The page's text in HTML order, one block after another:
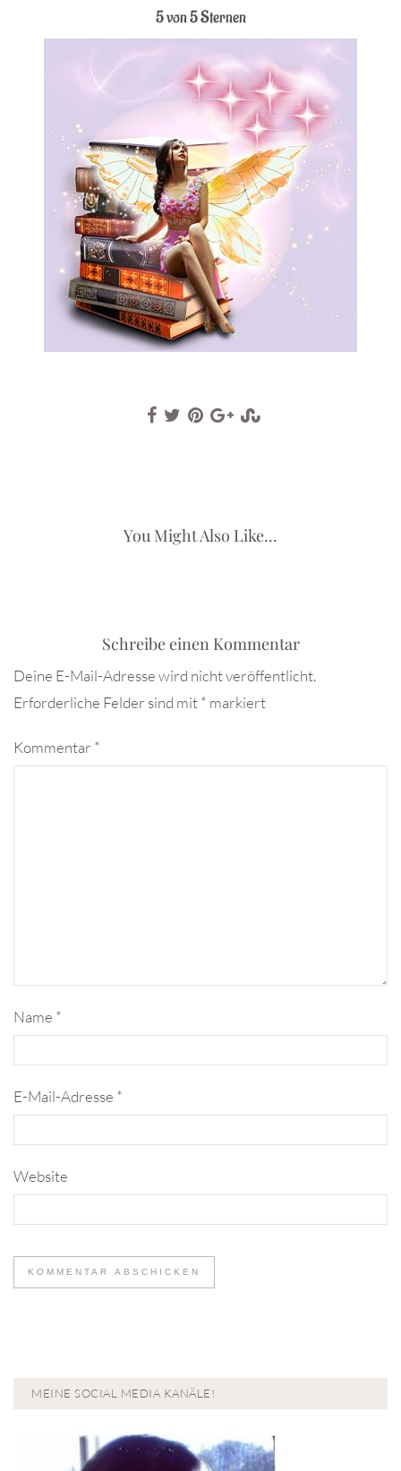
5 von 5 Sternen
You Might Also Like...
Schreibe einen Kommentar
Deine E-Mail-Adresse wird nicht veröffentlicht.
Erforderliche Felder sind mit* markiert
Kommentar *
Name *
E-Mail-Adresse *
Website
MEINE SOCIAL MEDIA KANÄLE!